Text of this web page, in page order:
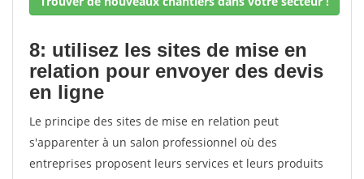
8: utilisez les sites de mise en
relation pour envoyer des devis
en ligne
Le principe des sites de mise en relation peut
s'apparenter à un salon professionnel où des
entreprises proposent leurs services et leurs produits